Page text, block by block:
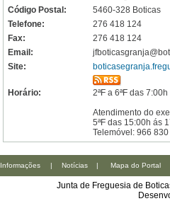
Código Postal:
5460-328 Boticas
Telefone:
276 418 124
Fax:
276 418 124
Email:
Site:
Horário:
2ªF a 6ªF das
Atendimento do
5ªF das 15:00h ás
Telemóvel: 966
Informações | Notícias | Mapa do Portal
Junta de Freguesia de